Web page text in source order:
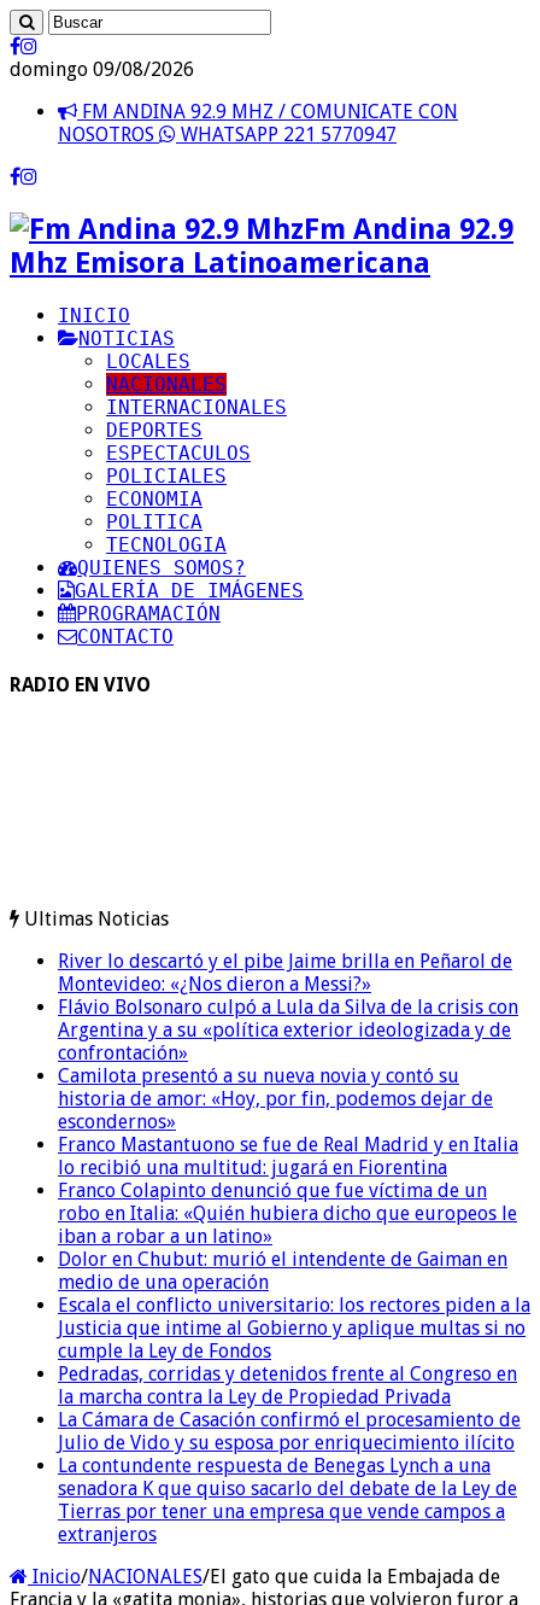
domingo 09/08/2026
FM ANDINA 92.9 MHZ / COMUNICATE CON
NOSOTROS
WHATSAPP 221 5770947
Fm Andina 92.9
Mhz Emisora Latinoamericana
INICIO
NOTICIAS
LOCALES
NACIONALES
INTERNACIONALES
DEPORTES
ESPECTACULOS
POLICIALES
ECONOMIA
POLITICA
TECNOLOGIA
QUIENES SOMOS?
GALERÍA DE IMÁGENES
PROGRAMACIÓN
CONTACTO
RADIO EN VIVO
Ultimas Noticias
River lo descartó y el pibe Jaime brilla en Peñarol de
Montevideo: «¿Nos dieron a Messi?»
Flávio Bolsonaro culpó a Lula da Silva de la crisis con
Argentina y a su «política exterior ideologizada y de
confrontación»
Camilota presentó a su nueva novia y contó su
historia de amor: «Hoy, por fin, podemos dejar de
escondernos»
Franco Mastantuono se fue de Real Madrid y en Italia
lo recibió una multitud: jugará en Fiorentina
Franco Colapinto denunció que fue víctima de un
robo en Italia: «Quién hubiera dicho que europeos le
iban a robar a un latino»
Dolor en Chubut: murió el intendente de Gaiman en
medio de una operación
Escala el conflicto universitario: los rectores piden a la
Justicia que intime al Gobierno y aplique multas si no
cumple la Ley de Fondos
Pedradas, corridas y detenidos frente al Congreso en
la marcha contra la Ley de Propiedad Privada
La Cámara de Casación confirmó el procesamiento de
Julio de Vido y su esposa por enriquecimiento ilícito
La contundente respuesta de Benegas Lynch a una
senadora K que quiso sacarlo del debate de la Ley de
Tierras por tener una empresa que vende campos a
extranjeros
Inicio/NACIONALES/El gato que cuida la Embajada de
Francia y la «gatita monja», historias que volvieron furor a